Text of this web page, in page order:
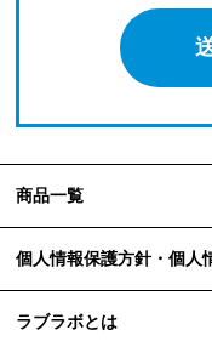
商品一覧
個人情報保護方針・個人
ラブラボとは